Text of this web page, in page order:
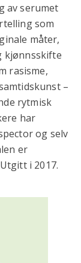
av serumet
som
måter,
kjønnsskifte
rasisme,
–
rytmisk
har
og selv
er
i 2017.